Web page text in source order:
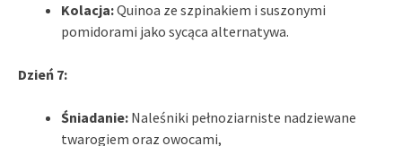
Kolacja:Quinoa ze szpinakiem i suszonymi
pomidorami jako sycąca alternatywa.
Dzień 7:
Śniadanie: Naleśniki pełnoziarniste nadziewane
twarogiem oraz owocami,